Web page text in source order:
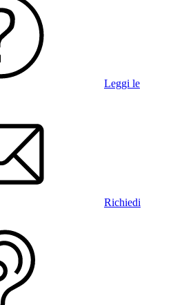
Leggi le
Richiedi